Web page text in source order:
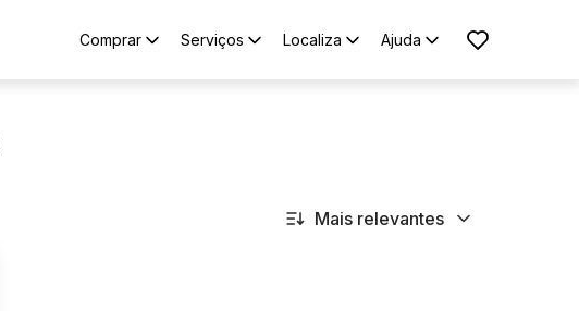
Comprar Serviços Localiza Ajuda
Mais relevantes